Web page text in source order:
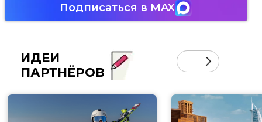
Подписаться в MAX
ИДЕИ
ПАРТНЁРОВ